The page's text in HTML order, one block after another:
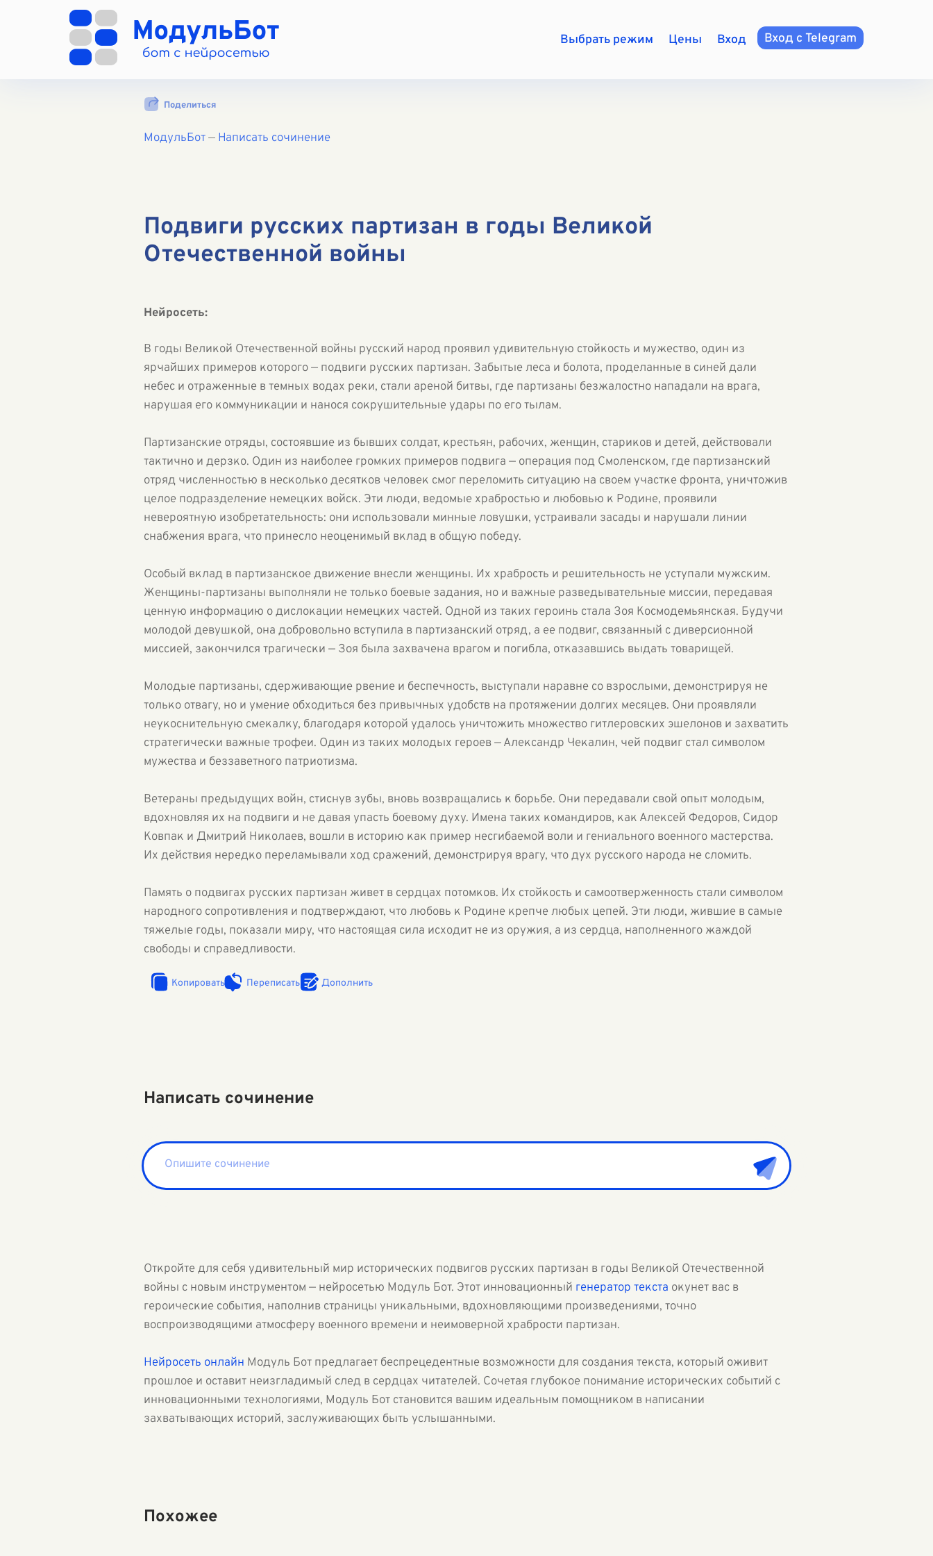
Выбрать режим Цены Вход Вход с Telegram
Поделиться
МодульБот— Написать сочинение
Подвиги русских партизан в годы Великой
Отечественной войны
Нейросеть:
В годы Великой Отечественной войны русский народ проявил удивительную стойкость и мужество, один из
ярчайших примеров которого — подвиги русских партизан. Забытые леса и болота, проделанные в синей дали
небес и отраженные в темных водах реки, стали ареной битвы, где партизаны безжалостно нападали на врага,
нарушая его коммуникации и нанося сокрушительные удары по его тылам.
Партизанские отряды, состоявшие из бывших солдат, крестьян, рабочих, женщин, стариков и детей, действовали
тактично и дерзко. Один из наиболее громких примеров подвига — операция под Смоленском, где партизанский
отряд численностью в несколько десятков человек смог переломить ситуацию на своем участке фронта, уничтожив
целое подразделение немецких войск. Эти люди, ведомые храбростью и любовью к Родине, проявили
невероятную изобретательность: они использовали минные ловушки, устраивали засады и нарушали линии
снабжения врага, что принесло неоценимый вклад в общую победу.
Особый вклад в партизанское движение внесли женщины. Их храбрость и решительность не уступали мужским.
Женщины-партизаны выполняли не только боевые задания, но и важные разведывательные миссии, передавая
ценную информацию о дислокации немецких частей. Одной из таких героинь стала Зоя Космодемьянская. Будучи
молодой девушкой, она добровольно вступила в партизанский отряд, а ее подвиг, связанный с диверсионной
миссией, закончился трагически — Зоя была захвачена врагом и погибла, отказавшись выдать товарищей.
Молодые партизаны, сдерживающие рвение и беспечность, выступали наравне со взрослыми, демонстрируя не
только отвагу, но и умение обходиться без привычных удобств на протяжении долгих месяцев. Они проявляли
неукоснительную смекалку, благодаря которой удалось уничтожить множество гитлеровских эшелонов и захватить
стратегически важные трофеи. Один из таких молодых героев — Александр Чекалин, чей подвиг стал символом
мужества и беззаветного патриотизма.
Ветераны предыдущих войн, стиснув зубы, вновь возвращались к борьбе. Они передавали свой опыт молодым,
вдохновляя их на подвиги и не давая упасть боевому духу. Имена таких командиров, как Алексей Федоров, Сидор
Ковпак и Дмитрий Николаев, вошли в историю как пример несгибаемой воли и гениального военного мастерства.
Их действия нередко переламывали ход сражений, демонстрируя врагу, что дух русского народа не сломить.
Память о подвигах русских партизан живет в сердцах потомков. Их стойкость и самоотверженность стали символом
народного сопротивления и подтверждают, что любовь к Родине крепче любых цепей. Эти люди, жившие в самые
тяжелые годы, показали миру, что настоящая сила исходит не из оружия, а из сердца, наполненного жаждой
свободы и справедливости.
Копировать Переписать Дополнить
Написать сочинение
Откройте для себя удивительный мир исторических подвигов русских партизан в годы Великой Отечественной
войны с новым инструментом — нейросетью Модуль Бот. Этот инновационный генератор текста окунет вас в
героические события, наполнив страницы уникальными, вдохновляющими произведениями, точно
воспроизводящими атмосферу военного времени и неимоверной храбрости партизан.
Нейросеть онлайн Модуль Бот предлагает беспрецедентные возможности для создания текста, который оживит
прошлое и оставит неизгладимый след в сердцах читателей. Сочетая глубокое понимание исторических событий с
инновационными технологиями, Модуль Бот становится вашим идеальным помощником в написании
захватывающих историй, заслуживающих быть услышанными.
Похожее